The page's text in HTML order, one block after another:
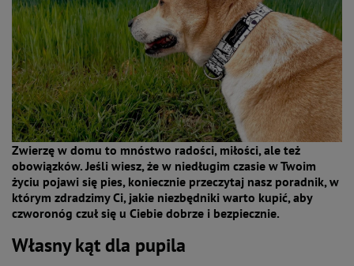
Zwierzę w domu to mnóstwo radości, miłości, ale też
obowiązków. Jeśli wiesz, że w niedługim czasie w Twoim
życiu pojawi się pies, koniecznie przeczytaj nasz poradnik, w
którym zdradzimy Ci, jakie niezbędniki warto kupić, aby
czworonóg czuł się u Ciebie dobrze i bezpiecznie.
Własny kąt dla pupila